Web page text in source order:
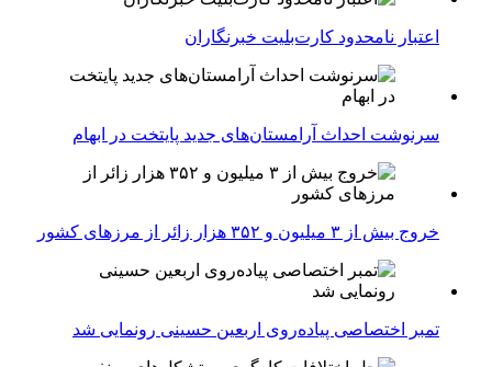
اعتبار نامحدود کارت‌بلیت خبرنگاران
سرنوشت احداث آرامستان‌های جدید پایتخت در ابهام
خروج بیش از ۳ میلیون و ۳۵۲ هزار زائر از مرزهای کشور
تمبر اختصاصی پیاده‌روی اربعین حسینی رونمایی شد